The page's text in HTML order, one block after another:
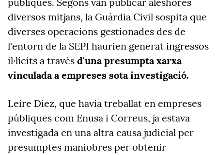
diversos mitjans, la Guàrdia Civil sospita que
diverses operacions gestionades des de
l'entorn de la SEPI haurien generat ingressos
il·lícits a través d'una presumpta xarxa
vinculada a empreses sota investigació.
Leire Díez, que havia treballat en empreses
públiques com Enusa i Correus, ja estava
investigada en una altra causa judicial per
presumptes maniobres per obtenir